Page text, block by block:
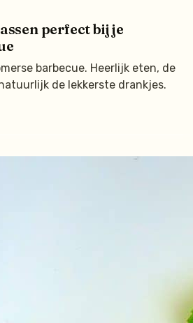
perfect bij je
barbecue. Heerlijk eten, de
de lekkerste drankjes.